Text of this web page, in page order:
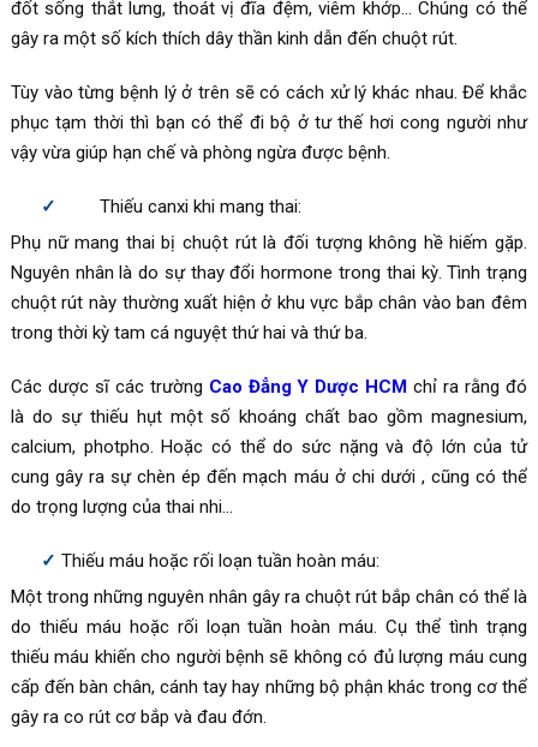
đốt sống thắt lưng, thoát vị đĩa đệm, viêm khớp… Chúng có thể
gây ra một số kích thích dây thần kinh dẫn đến chuột rút.
Tùy vào từng bệnh lý ở trên sẽ có cách xử lý khác nhau. Để khắc
phục tạm thời thì bạn có thể đi bộ ở tư thế hơi cong người như
vậy vừa giúp hạn chế và phòng ngừa được bệnh.
Thiếu canxi khi mang thai:
Phụ nữ mang thai bị chuột rút là đối tượng không hề hiếm gặp.
Nguyên nhân là do sự thay đổi hormone trong thai kỳ. Tình trạng
chuột rút này thường xuất hiện ở khu vực bắp chân vào ban đêm
trong thời kỳ tam cá nguyệt thứ hai và thứ ba.
Các dược sĩ các trường Cao Đẳng Y Dược HCM chỉ ra rằng đó
là do sự thiếu hụt một số khoáng chất bao gồm magnesium,
calcium, photpho. Hoặc có thể do sức nặng và độ lớn của tử
cung gây ra sự chèn ép đến mạch máu ở chi dưới , cũng có thể
do trọng lượng của thai nhi…
Thiếu máu hoặc rối loạn tuần hoàn máu:
Một trong những nguyên nhân gây ra chuột rút bắp chân có thể là
do thiếu máu hoặc rối loạn tuần hoàn máu. Cụ thể tình trạng
thiếu máu khiến cho người bệnh sẽ không có đủ lượng máu cung
cấp đến bàn chân, cánh tay hay những bộ phận khác trong cơ thể
gây ra co rút cơ bắp và đau đớn.